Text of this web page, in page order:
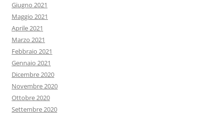
Giugno 2021
Maggio 2021
Aprile 2021
Marzo 2021
Febbraio 2021
Gennaio 2021
Dicembre 2020
Novembre 2020
Ottobre 2020
Settembre 2020